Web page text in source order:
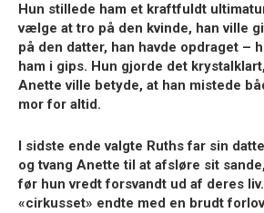
Hun stillede ham et kraftfuldt
vælge at tro på den kvinde, han ville
på den datter, han havde opdraget –
ham i gips. Hun gjorde det
Anette ville betyde, at han mistede
mor for altid.
I sidste ende valgte Ruths far sin
og tvang Anette til at afsløre sit
før hun vredt forsvandt ud af deres
«cirkusset» endte med en brudt